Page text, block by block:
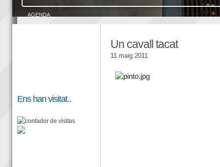
AGENDA
Un cavall tacat
11 maig 2011
Ens han visitat..